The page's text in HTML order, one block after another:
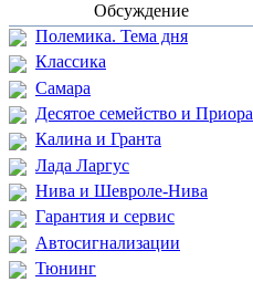
Обсуждение
Полемика. Тема дня
Классика
Самара
Десятое семейство и Приора
Калина и Гранта
Лада Ларгус
Нива и Шевроле-Нива
Гарантия и сервис
Автосигнализации
Тюнинг